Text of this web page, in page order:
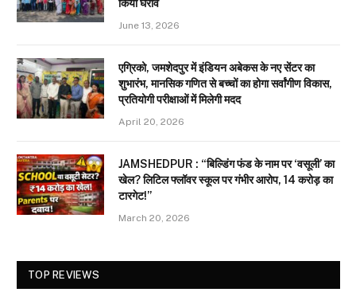
किया घेराव
June 13, 2026
एग्रिको, जमशेदपुर में इंडियन अबेकस के नए सेंटर का
शुभारंभ, मानसिक गणित से बच्चों का होगा सर्वांगीण विकास,
प्रतियोगी परीक्षाओं में मिलेगी मदद
April 20, 2026
JAMSHEDPUR : “बिल्डिंग फंड के नाम पर ‘वसूली’ का
खेल? लिटिल फ्लॉवर स्कूल पर गंभीर आरोप, 14 करोड़ का
टारगेट!”
March 20, 2026
TOP REVIEWS